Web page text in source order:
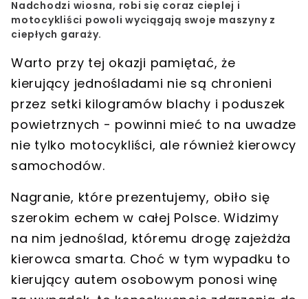
Nadchodzi wiosna, robi się coraz cieplej i
motocykliści powoli wyciągają swoje maszyny z
ciepłych garaży.
Warto przy tej okazji pamiętać, że
kierujący jednośladami nie są chronieni
przez setki kilogramów blachy i poduszek
powietrznych - powinni mieć to na uwadze
nie tylko motocykliści, ale również kierowcy
samochodów.
Nagranie, które prezentujemy, obiło się
szerokim echem w całej Polsce. Widzimy
na nim jednoślad, któremu drogę zajeżdża
kierowca smarta. Choć w tym wypadku to
kierujący autem osobowym ponosi winę